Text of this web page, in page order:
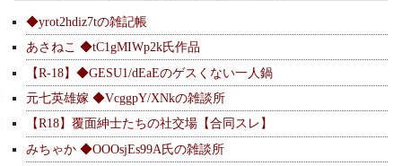
◆yrot2hdiz7tの雑記帳
あさねこ ◆tC1gMIWp2k氏作品
【R-18】◆GESU1/dEaEのゲスくない一人鍋
元七英雄嫁 ◆VcggpY/XNkの雑談所
【R18】覆面紳士たちの社交場【合同スレ】
みちゃか ◆OOOsjEs99A氏の雑談所